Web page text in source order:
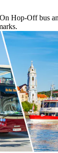
Hop-Off bus